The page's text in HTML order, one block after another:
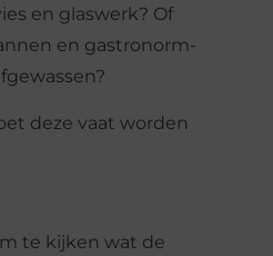
en glaswerk? Of
en gastronorm-
deze vaat worden
te kijken wat de